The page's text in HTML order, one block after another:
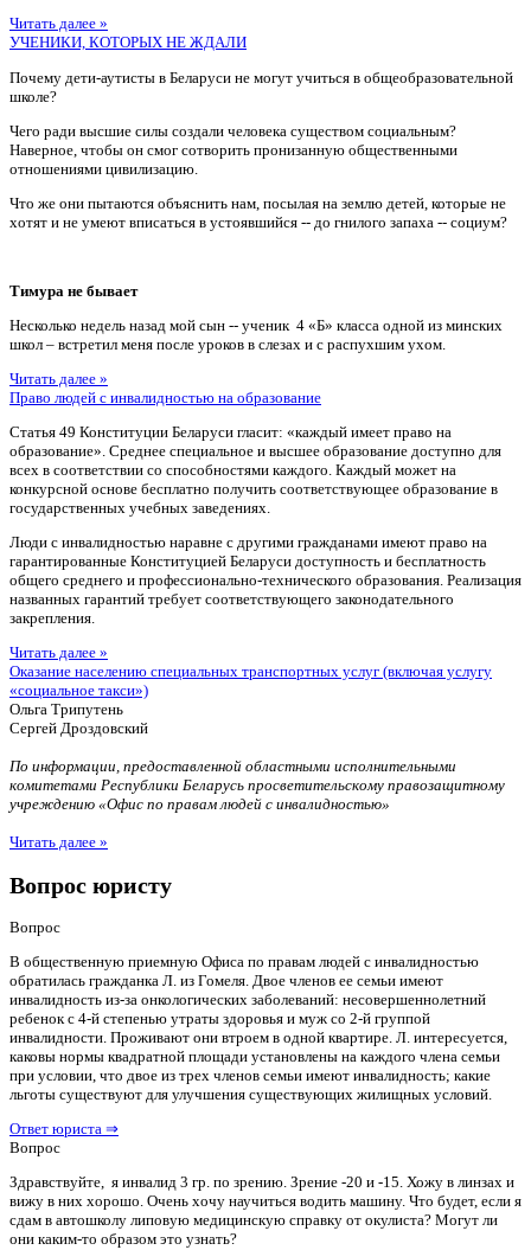
Читать далее »
УЧЕНИКИ, КОТОРЫХ НЕ ЖДАЛИ
Почему дети-аутисты в Беларуси не могут учиться в общеобразовательной
школе?
Чего ради высшие силы создали человека существом социальным?
Наверное, чтобы он смог сотворить пронизанную общественными
отношениями цивилизацию.
Что же они пытаются объяснить нам, посылая на землю детей, которые не
хотят и не умеют вписаться в устоявшийся -- до гнилого запаха -- социум?
Тимура не бывает
Несколько недель назад мой сын -- ученик 4 «Б» класса одной из минских
школ – встретил меня после уроков в слезах и с распухшим ухом.
Читать далее »
Право людей с инвалидностью на образование
Статья 49 Конституции Беларуси гласит: «каждый имеет право на
образование». Среднее специальное и высшее образование доступно для
всех в соответствии со способностями каждого. Каждый может на
конкурсной основе бесплатно получить соответствующее образование в
государственных учебных заведениях.
Люди с инвалидностью наравне с другими гражданами имеют право на
гарантированные Конституцией Беларуси доступность и бесплатность
общего среднего и профессионально-технического образования. Реализация
названных гарантий требует соответствующего законодательного
закрепления.
Читать далее »
Оказание населению специальных транспортных услуг (включая услугу
«социальное такси»)
Ольга Трипутень
Сергей Дроздовский
По информации, предоставленной областными исполнительными
комитетами Республики Беларусь просветительскому правозащитному
учреждению «Офис по правам людей с инвалидностью»
Читать далее »
Вопрос юристу
Вопрос
В общественную приемную Офиса по правам людей с инвалидностью
обратилась гражданка Л. из Гомеля. Двое членов ее семьи имеют
инвалидность из-за онкологических заболеваний: несовершеннолетний
ребенок с 4-й степенью утраты здоровья и муж со 2-й группой
инвалидности. Проживают они втроем в одной квартире. Л. интересуется,
каковы нормы квадратной площади установлены на каждого члена семьи
при условии, что двое из трех членов семьи имеют инвалидность; какие
льготы существуют для улучшения существующих жилищных условий.
Ответ юриста ⇒
Вопрос
Здравствуйте, я инвалид 3 гр. по зрению. Зрение -20 и -15. Хожу в линзах и
вижу в них хорошо. Очень хочу научиться водить машину. Что будет, если я
сдам в автошколу липовую медицинскую справку от окулиста? Могут ли
они каким-то образом это узнать?